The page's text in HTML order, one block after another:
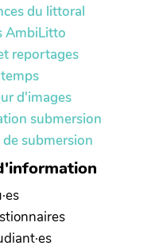
du littoral
AmbiLitto
reportages
d'images
submersion
submersion